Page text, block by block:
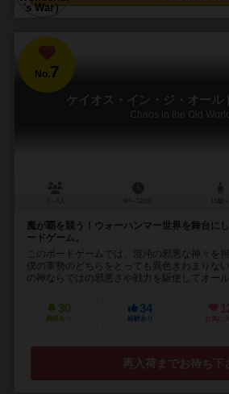
No.7
ケイオス・イン・ジ・オール
Chaos in the Old World
魔が覇を競う！ウォーハンマー世界を舞台に
ードゲーム。
このボードゲームでは、混沌の邪悪な神々を
僕の軍勢のどちらをとっても異色きわまりな
の神ならではの邪悪さや戦力を駆使してオー
30
興味あり
34
経験あり お気に
再入荷までお待ち下